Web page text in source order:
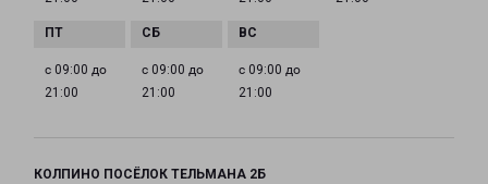
с 09:00 до
21:00
с 09:00 до
21:00
с 09:00 до
21:00
КОЛПИНО ПОСЁЛОК ТЕЛЬМАНА 2Б